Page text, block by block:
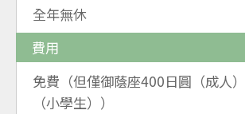
全年無休
費用
免費（但僅御蔭座400日圓（成人
（小學生））